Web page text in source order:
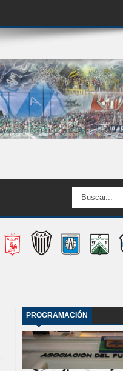
PROGRAMACIÓN